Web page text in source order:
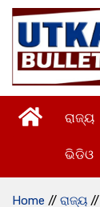
ରାଜ୍ୟ
ଭିଡିଓ
Home // ରାଜ୍ୟ //